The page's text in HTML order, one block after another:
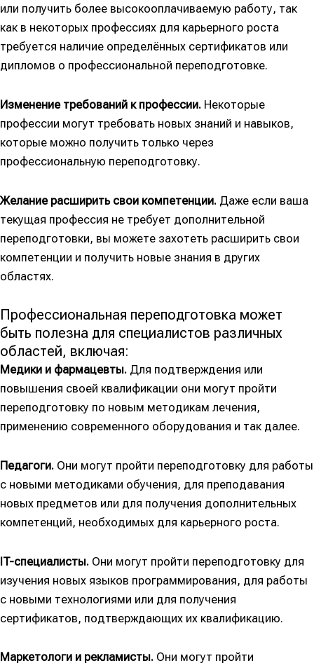
или получить более высокооплачиваемую работу, так
как в некоторых профессиях для карьерного роста
требуется наличие определённых сертификатов или
дипломов о профессиональной переподготовке.
Изменение требований к профессии. Некоторые
профессии могут требовать новых знаний и навыков,
которые можно получить только через
профессиональную переподготовку.
Желание расширить свои компетенции. Даже если ваша
текущая профессия не требует дополнительной
переподготовки, вы можете захотеть расширить свои
компетенции и получить новые знания в других
областях.
Профессиональная переподготовка может
быть полезна для специалистов различных
областей, включая:
Медики и фармацевты. Для подтверждения или
повышения своей квалификации они могут пройти
переподготовку по новым методикам лечения,
применению современного оборудования и так далее.
Педагоги. Они могут пройти переподготовку для работы
с новыми методиками обучения, для преподавания
новых предметов или для получения дополнительных
компетенций, необходимых для карьерного роста.
IT-специалисты. Они могут пройти переподготовку для
изучения новых языков программирования, для работы
с новыми технологиями или для получения
сертификатов, подтверждающих их квалификацию.
Маркетологи и рекламисты. Они могут пройти